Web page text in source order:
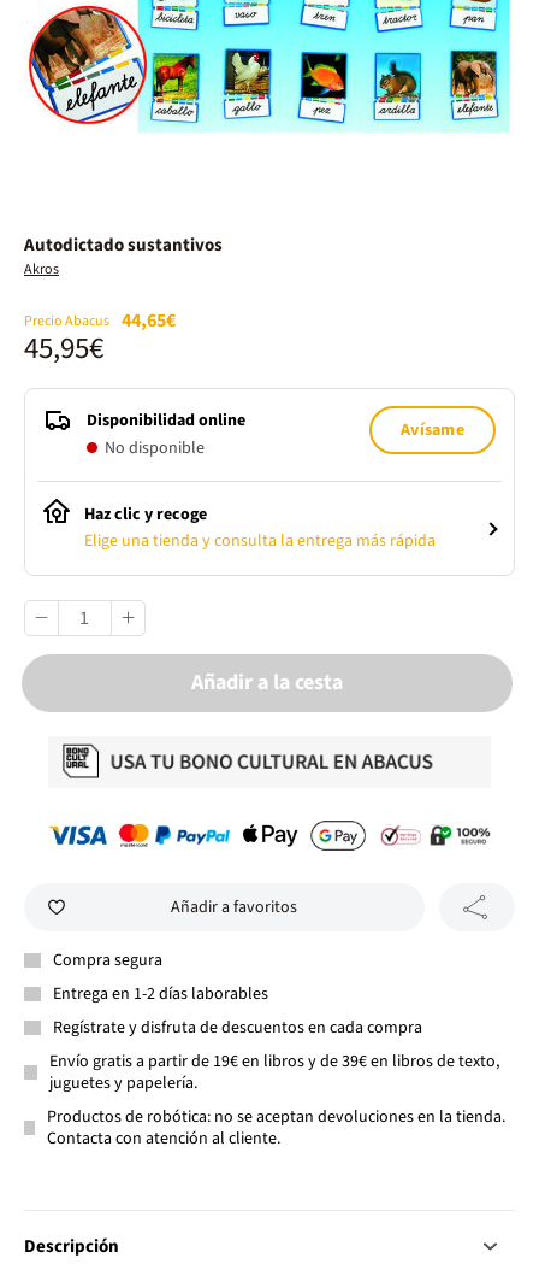
Autodictado sustantivos
Akros
Precio Abacus 44,65€
45,95€
Disponibilidad online
No disponible
Avísame
Haz clic y recoge
Elige una tienda y consulta la entrega más rápida
Añadir a la cesta
Añadir a favoritos
Compra segura
Entrega en 1-2 días laborables
Regístrate y disfruta de descuentos en cada compra
Envío gratis a partir de 19€ en libros y de 39€ en libros de texto,
juguetes y papelería.
Productos de robótica: no se aceptan devoluciones en la tienda.
Contacta con atención al cliente.
Descripción